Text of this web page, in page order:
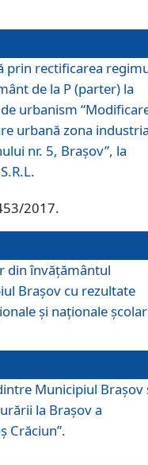
prin rectificarea
de la P (parter) la
urbanism
urbană zona
nr. 5, Braşov”, la
2017.
din învățământul
Brașov cu rezultate
și naționale
Municipiul Brașov
la Brașov a
Crăciun”.